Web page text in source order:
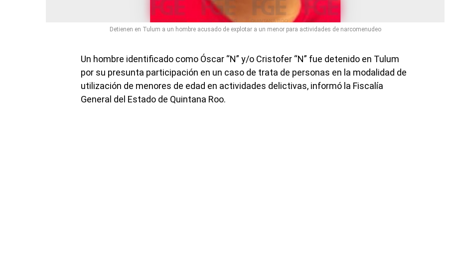
Detienen en Tulum a un hombre acusado de explotar a un menor para actividades de narcomenudeo
Un hombre identificado como Óscar “N” y/o Cristofer “N” fue detenido en Tulum
por su presunta participación en un caso de trata de personas en la modalidad de
utilización de menores de edad en actividades delictivas, informó la Fiscalía
General del Estado de Quintana Roo.